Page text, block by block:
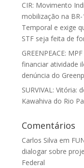
CIR: Movimento
mobilização na
Temporal e exige
STF seja feita de
GREENPEACE:
financiar atividade
denúncia do
SURVIVAL: Vitória:
Kawahiva do Rio
Comentários
Carlos Silva em
dialogar sobre
Federal